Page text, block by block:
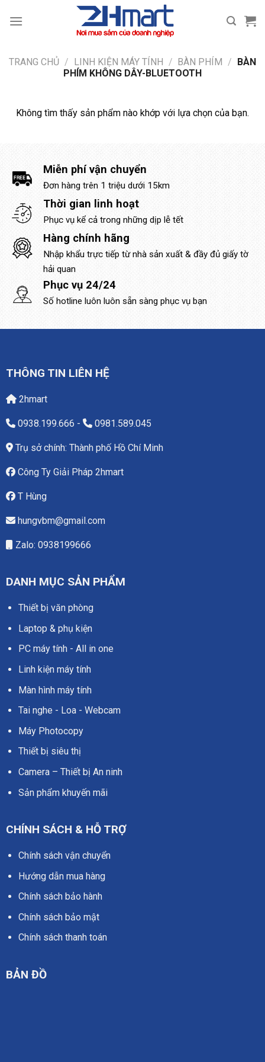
qua
TRANG CHỦ / LINH KIỆN MÁY TÍNH / BÀN PHÍM / BÀN
PHÍM KHÔNG DÂY-BLUETOOTH
Không tìm thấy sản phẩm nào khớp với lựa chọn của bạn.
Miễn phí vận chuyển
Đơn hàng trên 1 triệu dưới 15km
Thời gian linh hoạt
Phục vụ kể cả trong những dịp lễ tết
Hàng chính hãng
Nhập khẩu trực tiếp từ nhà sản xuất & đầy đủ giấy tờ
hải quan
Phục vụ 24/24
Số hotline luôn luôn sẵn sàng phục vụ bạn
THÔNG TIN LIÊN HỆ
2hmart
0938.199.666 - 0981.589.045
Trụ sở chính: Thành phố Hồ Chí Minh
Công Ty Giải Pháp 2hmart
T Hùng
hungvbm@gmail.com
Zalo: 0938199666
DANH MỤC SẢN PHẨM
Thiết bị văn phòng
Laptop & phụ kiện
PC máy tính - All in one
Linh kiện máy tính
Màn hình máy tính
Tai nghe - Loa - Webcam
Máy Photocopy
Thiết bị siêu thị
Camera – Thiết bị An ninh
Sản phẩm khuyến mãi
CHÍNH SÁCH & HỖ TRỢ
Chính sách vận chuyển
Hướng dẫn mua hàng
Chính sách bảo hành
Chính sách bảo mật
Chính sách thanh toán
BẢN ĐỒ